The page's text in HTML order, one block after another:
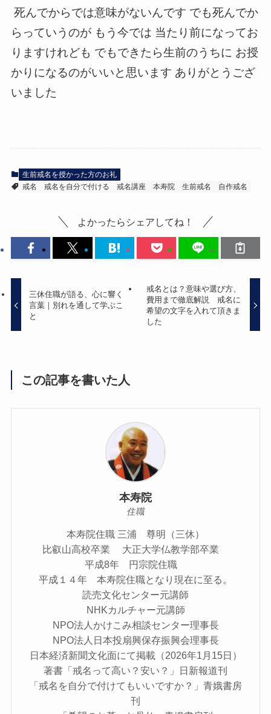
死んでからでは意味がないんです でも死んでか
らっていうのが もう今では 当たり前になってお
りますけれども でもできたら生前のうちに お授
かりになるのがいいと思います ありがとうござ
いました
生前戒名を授かった方のお礼
戒名
戒名を自分で付ける 戒名講座 本寿院 生前戒名 自作戒名
よかったらシェアしてね！
三休住職が語る、心に響く
言葉｜別れを通して学ぶこ
と
戒名とは？意味や選び方、
費用まで徹底解説 戒名に
希望の文字を入れて頂きま
した
この記事を書いた人
本寿院
住職
本寿院住職 三浦 尊明（三休）
比叡山高校卒業 大正大学仏教学部卒業
平成8年 円宗院住職
平成１４年 本寿院住職となり現在に至る。
読売文化センター元講師
NHKカルチャー元講師
NPO法人かけこみ相談センター理事長
NPO法人日本投扇興保存振興会理事長
日本経済新聞文化面にて掲載（2026年1月15日）
著書「戒名って高い？安い？」日新報道刊
「戒名を自分で付けてもいいですか？」青娥書房
刊